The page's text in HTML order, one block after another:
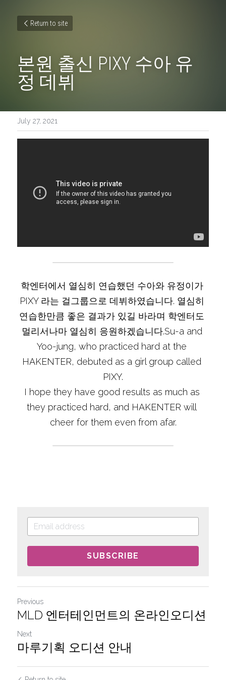
Return to site
본원 출신 PIXY 수아 유
정 데뷔
July 27, 2021
학엔터에서 열심히 연습했던 수아와 유정이가
PIXY 라는 걸그룹으로 데뷔하였습니다. 열심히
연습한만큼 좋은 결과가 있길 바라며 학엔터도
멀리서나마 열심히 응원하겠습니다.Su-a and
Yoo-jung, who practiced hard at the
HAKENTER, debuted as a girl group called
PIXY.
I hope they have good results as much as
they practiced hard, and HAKENTER will
cheer for them even from afar.
SUBSCRIBE
Previous
MLD 엔터테인먼트의 온라인오디션
Next
마루기획 오디션 안내